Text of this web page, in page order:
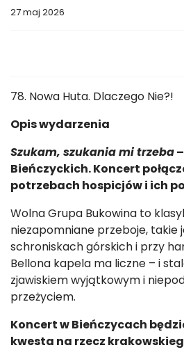
27 maj 2026
78. Nowa Huta. Dlaczego Nie?!
Opis wydarzenia
Szukam, szukania mi trzeba
Bieńczyckich. Koncert
potrzebach hospicjów i ich
Wolna Grupa Bukowina to
niezapomniane przeboje, takie
schroniskach górskich i przy
Bellona kapela ma liczne – i
zjawiskiem wyjątkowym i
przeżyciem.
Koncert w Bieńczycach
kwesta na rzecz